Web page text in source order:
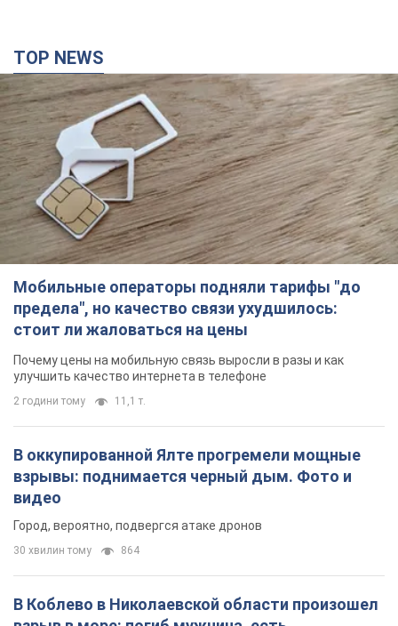
Мобильные операторы подняли тарифы "до
предела", но качество связи ухудшилось:
стоит ли жаловаться на цены
Почему цены на мобильную связь выросли в разы и как
улучшить качество интернета в телефоне
2 години тому 11,1 т.
В оккупированной Ялте прогремели мощные
взрывы: поднимается черный дым. Фото и
видео
30 хвилин тому 864
В Коблево в Николаевской области произошел
взрыв в море: погиб мужчина, есть
пострадавшие
Мужчина, вероятно, подорвался на морской мине
годину тому 2,3 т.